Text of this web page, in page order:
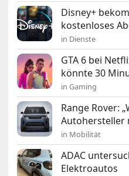
Disney+
kostenloses
in Dienste
GTA 6 bei
könnte 30
in Gaming
Range Rover:
Autohersteller
in Mobilität
ADAC
Elektroautos